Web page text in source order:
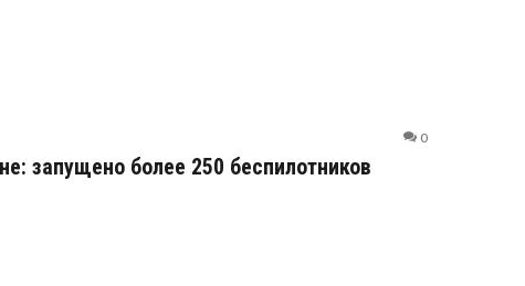
0
запущено более 250 беспилотников